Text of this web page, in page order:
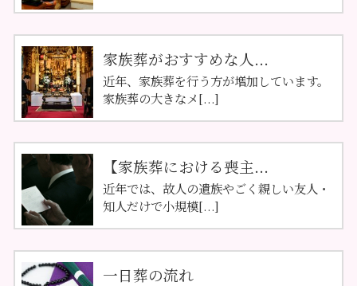
家族葬がおすすめな人...
近年、家族葬を行う方が増加しています。
家族葬の大きなメ[...]
【家族葬における喪主...
近年では、故人の遺族やごく親しい友人・
知人だけで小規模[...]
一日葬の流れ